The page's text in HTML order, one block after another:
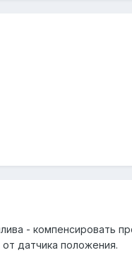
- компенсировать
датчика положения.